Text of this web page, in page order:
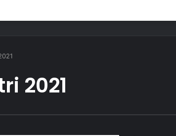
2021